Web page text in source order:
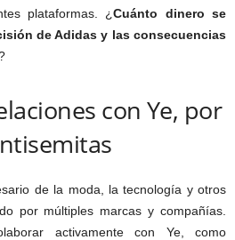
plataformas. ¿Cuánto dinero se
de Adidas y las consecuencias
con Ye, por
de la moda, la tecnología y otros
por múltiples marcas y compañías.
activamente con Ye, como